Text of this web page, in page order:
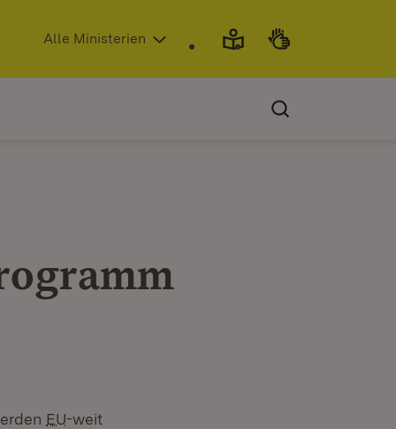
(Öffnet in neuem Fenster)
Alle Ministerien
EU-weit